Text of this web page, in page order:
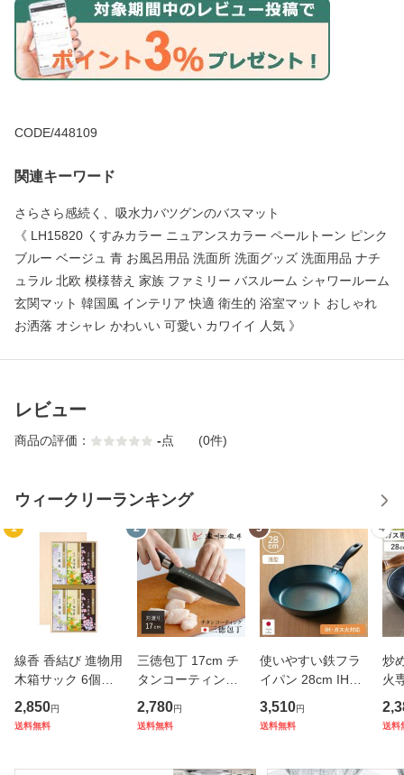
CODE/448109
関連キーワード
さらさら感続く、吸水力バツグンのバスマット
《 LH15820 くすみカラー ニュアンスカラー ペールトーン ピンク
ブルー ベージュ 青 お風呂用品 洗面所 洗面グッズ 洗面用品 ナチ
ュラル 北欧 模様替え 家族 ファミリー バスルーム シャワールーム
玄関マット 韓国風 インテリア 快適 衛生的 浴室マット おしゃれ
お洒落 オシャレ かわいい 可愛い カワイイ 人気 》
レビュー
商品の評価： -点 (0件)
ウィークリーランキング
1
線香 香結び 進物用
木箱サック 6個入
り ギフト （ お線
香 微煙 仏壇 お墓
2,850円
送料無料
2
三徳包丁 17cm チ
タンコーティング
濃州正宗 日本製 （
包丁 万能包丁 料理
2,780円
送料無料
3
使いやすい鉄フラ
イパン 28cm IH対
応 こだわり職人 日
本製 藤田金属 （
3,510円
送料無料
4
炒
火
モ
ル
送料